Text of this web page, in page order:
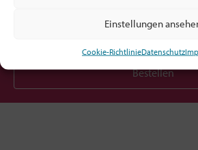
Einstellungen
Cookie-RichtlinieDatenschutz
Bestellen